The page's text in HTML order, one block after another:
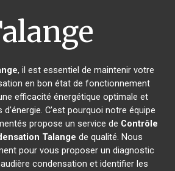
, il est essentiel de maintenir votre
en bon état de fonctionnement
efficacité énergétique optimale et
C'est pourquoi notre équipe
propose un service de Contrôle
Talange de qualité. Nous
pour vous proposer un diagnostic
condensation et identifier les